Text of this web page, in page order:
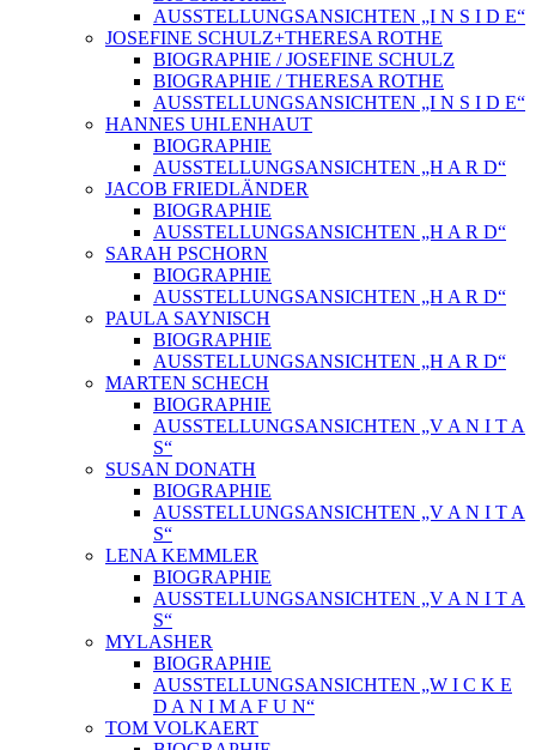
AUSSTELLUNGSANSICHTEN „I N S I D E“
JOSEFINE SCHULZ+THERESA ROTHE
BIOGRAPHIE / JOSEFINE SCHULZ
BIOGRAPHIE / THERESA ROTHE
AUSSTELLUNGSANSICHTEN „I N S I D E“
HANNES UHLENHAUT
BIOGRAPHIE
AUSSTELLUNGSANSICHTEN „H A R D“
JACOB FRIEDLÄNDER
BIOGRAPHIE
AUSSTELLUNGSANSICHTEN „H A R D“
SARAH PSCHORN
BIOGRAPHIE
AUSSTELLUNGSANSICHTEN „H A R D“
PAULA SAYNISCH
BIOGRAPHIE
AUSSTELLUNGSANSICHTEN „H A R D“
MARTEN SCHECH
BIOGRAPHIE
AUSSTELLUNGSANSICHTEN „V A N I T A
S“
SUSAN DONATH
BIOGRAPHIE
AUSSTELLUNGSANSICHTEN „V A N I T A
S“
LENA KEMMLER
BIOGRAPHIE
AUSSTELLUNGSANSICHTEN „V A N I T A
S“
MYLASHER
BIOGRAPHIE
AUSSTELLUNGSANSICHTEN „W I C K E
D A N I M A F U N“
TOM VOLKAERT